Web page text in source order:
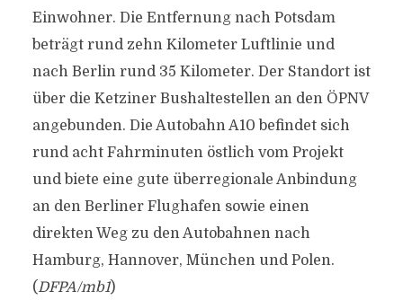
Einwohner. Die Entfernung nach Potsdam
beträgt rund zehn Kilometer Luftlinie und
nach Berlin rund 35 Kilometer. Der Standort ist
über die Ketziner Bushaltestellen an den ÖPNV
angebunden. Die Autobahn A10 befindet sich
rund acht Fahrminuten östlich vom Projekt
und biete eine gute überregionale Anbindung
an den Berliner Flughafen sowie einen
direkten Weg zu den Autobahnen nach
Hamburg, Hannover, München und Polen.
(DFPA/mb1)